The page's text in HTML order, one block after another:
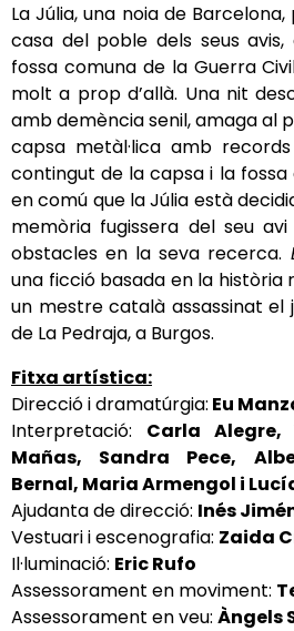
La Júlia, una noia de Barcelona,
casa del poble dels seus avis,
fossa comuna de la Guerra
molt a prop d’allà. Una nit
amb demència senil, amaga al
capsa metàl·lica amb
contingut de la capsa i la
en comú que la Júlia està
memòria fugissera del seu
obstacles en la seva recerca.
una ficció basada en la història
un mestre català assassinat el
de La Pedraja, a Burgos.
Fitxa artística:
Direcció i dramatúrgia: Eu
Interpretació: Carla Alegre,
Mañas, Sandra Pece,
Bernal, Maria Armengol i
Ajudanta de direcció: Inés
Vestuari i escenografia: Zaida
Il·luminació: Eric Rufo
Assessorament en moviment:
Assessorament en veu: Àngels